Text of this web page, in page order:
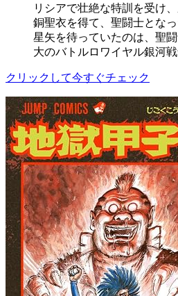
リシアで壮絶な特訓を受け
銅聖衣を得て、聖闘士とな
星矢を待っていたのは、聖
大のバトルロワイヤル銀河
クリックして今すぐチェック